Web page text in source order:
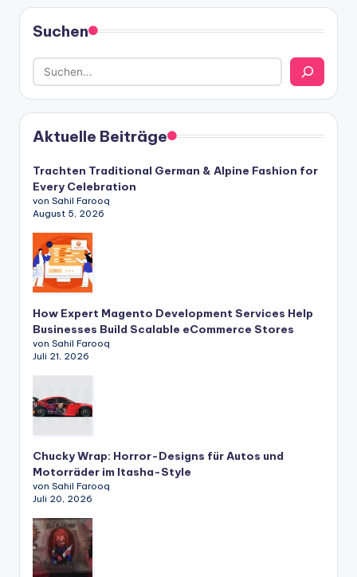
Suchen
Aktuelle Beiträge
Trachten Traditional German & Alpine Fashion for
Every Celebration
von Sahil Farooq
August 5, 2026
How Expert Magento Development Services Help
Businesses Build Scalable eCommerce Stores
von Sahil Farooq
Juli 21, 2026
Chucky Wrap: Horror-Designs für Autos und
Motorräder im Itasha-Style
von Sahil Farooq
Juli 20, 2026